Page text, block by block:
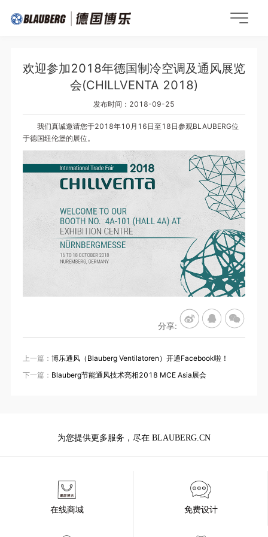
欢迎参加2018年德国制冷空调及通风展览
会(CHILLVENTA 2018)
发布时间：2018-09-25
我们真诚邀请您于2018年10月16日至18日参观BLAUBERG位
于德国纽伦堡的展位。
分享:
上一篇： 博乐通风（Blauberg Ventilatoren）开通Facebook啦！
下一篇： Blauberg节能通风技术亮相2018 MCE Asia展会
为您提供更多服务，尽在 BLAUBERG.CN
在线商城 免费设计